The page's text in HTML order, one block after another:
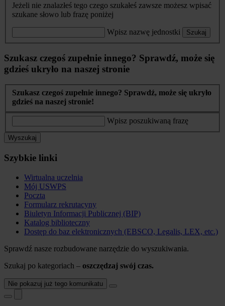
Jeżeli nie znalazłeś tego czego szukałeś zawsze możesz wpisać
szukane słowo lub frazę poniżej
Wpisz nazwę jednostki Szukaj
Szukasz czegoś zupełnie innego? Sprawdź, może się
gdzieś ukryło na naszej stronie
Szukasz czegoś zupełnie innego? Sprawdź, może się ukryło
gdzieś na naszej stronie!
Wpisz poszukiwaną frazę
Wyszukaj
Szybkie linki
Wirtualna uczelnia
Mój USWPS
Poczta
Formularz rekrutacyny
Biuletyn Informacji Publicznej (BIP)
Katalog biblioteczny
Dostęp do baz elektronicznych (EBSCO, Legalis, LEX, etc.)
Sprawdź nasze rozbudowane narzędzie do wyszukiwania.
Szukaj po kategoriach – oszczędzaj swój czas.
Nie pokazuj już tego komunikatu